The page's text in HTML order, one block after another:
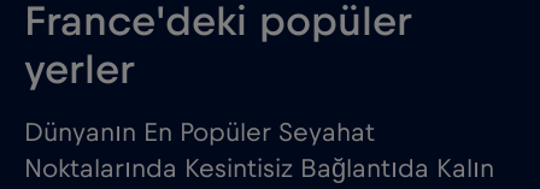
France'deki popüler
yerler
Dünyanın En Popüler Seyahat
Noktalarında Kesintisiz Bağlantıda Kalın